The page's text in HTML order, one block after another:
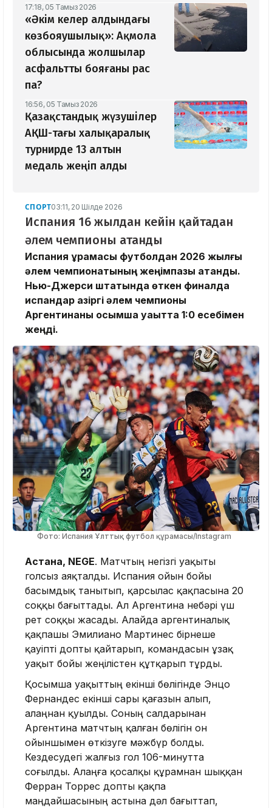
17:18, 05 Тамыз 2026
«Әкім келер алдындағы
көзбояушылық»: Ақмола
облысында жолшылар
асфальтты бояғаны рас
па?
16:56, 05 Тамыз 2026
Қазақстандық жүзушілер
АҚШ-тағы халықаралық
турнирде 13 алтын
медаль жеңіп алды
СПОРТ03:11, 20 Шілде 2026
Испания 16 жылдан кейін қайтадан
әлем чемпионы атанды
Испания құрамасы футболдан 2026 жылғы
әлем чемпионатының жеңімпазы атанды.
Нью-Джерси штатында өткен финалда
испандар қазіргі әлем чемпионы
Аргентинаны қосымша уақытта 1:0 есебімен
жеңді.
Фото: Испания Ұлттық футбол құрамасы/Instagram
Астана, NEGE. Матчтың негізгі уақыты
голсыз аяқталды. Испания ойын бойы
басымдық танытып, қарсылас қақпасына 20
соққы бағыттады. Ал Аргентина небәрі үш
рет соққы жасады. Алайда аргентиналық
қақпашы Эмилиано Мартинес бірнеше
қауіпті допты қайтарып, командасын ұзақ
уақыт бойы жеңілістен құтқарып тұрды.
Қосымша уақыттың екінші бөлігінде Энцо
Фернандес екінші сары қағазын алып,
алаңнан қуылды. Соның салдарынан
Аргентина матчтың қалған бөлігін он
ойыншымен өткізуге мәжбүр болды.
Кездесудегі жалғыз гол 106-минутта
соғылды. Алаңға қосалқы құрамнан шыққан
Ферран Торрес допты қақпа
маңдайшасының астына дәл бағыттап,